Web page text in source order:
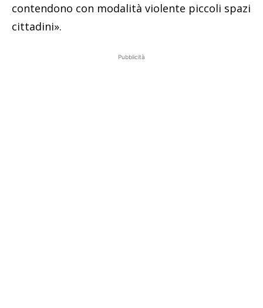
contendono con modalità violente piccoli spazi
cittadini».
Pubblicità